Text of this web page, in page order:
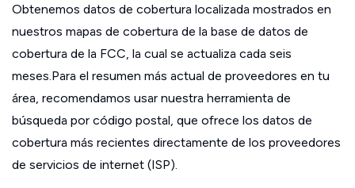
Obtenemos datos de cobertura localizada mostrados en
nuestros mapas de cobertura de la base de datos de
cobertura de la FCC, la cual se actualiza cada seis
meses.Para el resumen más actual de proveedores en tu
área, recomendamos usar nuestra herramienta de
búsqueda por código postal, que ofrece los datos de
cobertura más recientes directamente de los proveedores
de servicios de internet (ISP).